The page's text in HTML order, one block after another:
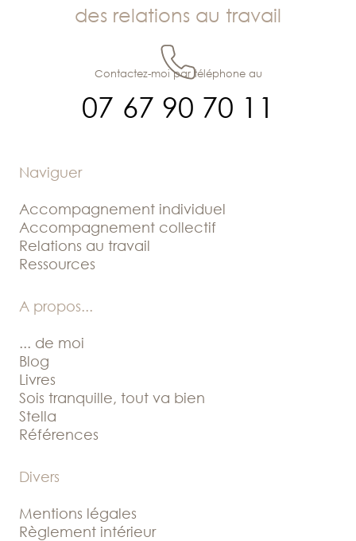
des relations au travail
07 67 90 70 11
Contactez-moi par téléphone au
Naviguer
Accompagnement individuel
Accompagnement collectif
Relations au travail
Ressources
A propos...
... de moi
Blog
Livres
Sois tranquille, tout va bien
Stella
Références
Divers
Mentions légales
Règlement intérieur